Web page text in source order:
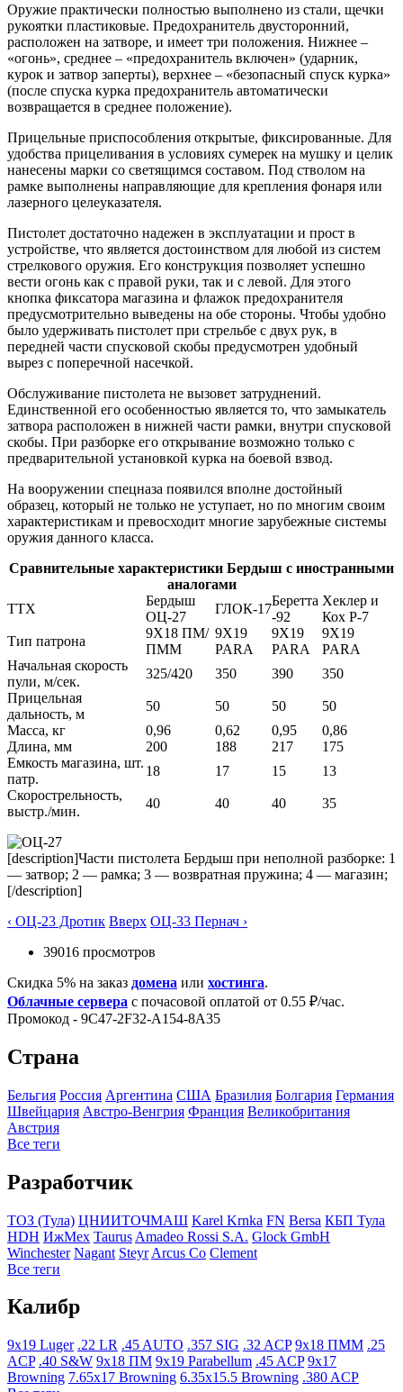
Оружие практически полностью выполнено из стали, щечки
рукоятки пластиковые. Предохранитель двусторонний,
расположен на затворе, и имеет три положения. Нижнее –
«огонь», среднее – «предохранитель включен» (ударник,
курок и затвор заперты), верхнее – «безопасный спуск курка»
(после спуска курка предохранитель автоматически
возвращается в среднее положение).
Прицельные приспособления открытые, фиксированные. Для
удобства прицеливания в условиях сумерек на мушку и целик
нанесены марки со светящимся составом. Под стволом на
рамке выполнены направляющие для крепления фонаря или
лазерного целеуказателя.
Пистолет достаточно надежен в эксплуатации и прост в
устройстве, что является достоинством для любой из систем
стрелкового оружия. Его конструкция позволяет успешно
вести огонь как с правой руки, так и с левой. Для этого
кнопка фиксатора магазина и флажок предохранителя
предусмотрительно выведены на обе стороны. Чтобы удобно
было удерживать пистолет при стрельбе с двух рук, в
передней части спусковой скобы предусмотрен удобный
вырез с поперечной насечкой.
Обслуживание пистолета не вызовет затруднений.
Единственной его особенностью является то, что замыкатель
затвора расположен в нижней части рамки, внутри спусковой
скобы. При разборке его открывание возможно только с
предварительной установкой курка на боевой взвод.
На вооружении спецназа появился вполне достойный
образец, который не только не уступает, но по многим своим
характеристикам и превосходит многие зарубежные системы
оружия данного класса.
Сравнительные характеристики Бердыш с иностранными
аналогами
ТТХ
Бердыш
ОЦ-27
ГЛОК-17
Беретта
-92
Хеклер и
Кох P-7
Тип патрона
9Х18 ПМ/
ПММ
9Х19
PARA
9Х19
PARA
9Х19
PARA
Начальная скорость
пули, м/сек.
325/420 350 390
350
Прицельная
дальность, м
50 50 50
50
Масса, кг
0,96 0,62 0,95
0,86
Длина, мм
200 188 217
175
Емкость магазина, шт.
патр.
18 17 15
13
Скорострельность,
выстр./мин.
40 40 40 35
[description]Части пистолета Бердыш при неполной разборке: 1
— затвор; 2 — рамка; 3 — возвратная пружина; 4 — магазин;
[/description]
‹ ОЦ-23 Дротик Вверх ОЦ-33 Пернач ›
39016 просмотров
Скидка 5% на заказ домена или хостинга.
Облачные сервера с почасовой оплатой от 0.55 ₽/час.
Промокод - 9C47-2F32-A154-8A35
Страна
Бельгия Росcия Аргентина США Бразилия Болгария Германия
Швейцария Австро-Венгрия Франция Великобритания
Австрия
Все теги
Разработчик
ТОЗ (Тула) ЦНИИТОЧМАШ Karel Krnka FN Bersa КБП Тула
HDH ИжМех Taurus Amadeo Rossi S.A. Glock GmbH
Winchester Nagant Steyr Arcus Co Clement
Все теги
Калибр
9x19 Luger .22 LR .45 AUTO .357 SIG .32 ACP 9x18 ПММ .25
ACP .40 S&W 9x18 ПМ 9x19 Parabellum .45 ACP 9x17
Browning 7.65x17 Browning 6.35x15.5 Browning .380 ACP